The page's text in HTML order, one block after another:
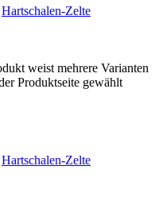
Hartschalen-Zelte
weist mehrere Varianten
Produktseite gewählt
Hartschalen-Zelte